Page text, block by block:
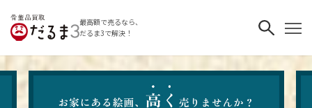
最高額で売るなら、
だるま3で解決！